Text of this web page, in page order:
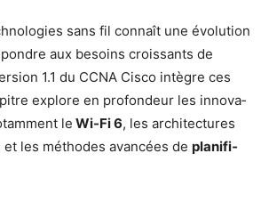
sans fil connaît une évo­lu­tion
aux besoins crois­sants de
1.1 du CCNA Cis­co intègre ces
explore en pro­fon­deur les inno­va­
le Wi-Fi 6, les archi­tec­tures
les méthodes avan­cées de pla­ni­fi­